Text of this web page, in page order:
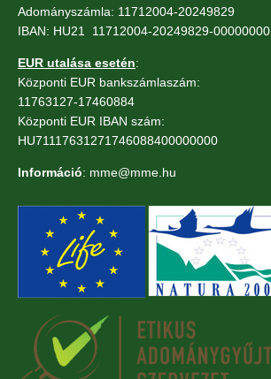
Adományszámla: 11712004-20249829
IBAN: HU21 11712004-20249829-00000000
EUR utalása esetén:
Központi EUR bankszámlaszám:
11763127-17460884
Központi EUR IBAN szám:
HU71117631271746088400000000
Információ: mme@mme.hu